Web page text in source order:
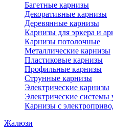
Багетные карнизы
Декоративные карнизы
Деревянные карнизы
Карнизы для эркера и
Карнизы потолочные
Металлические карнизы
Пластиковые карнизы
Профильные карнизы
Струнные карнизы
Электрические карнизы
Электрические системы
Карнизы с
Жалюзи